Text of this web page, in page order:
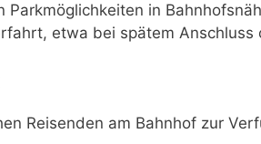
in
etwa bei spätem Anschluss
Reisenden am Bahnhof zur